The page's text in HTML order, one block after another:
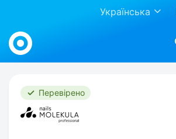
Українська
Work.ua
Перевірено